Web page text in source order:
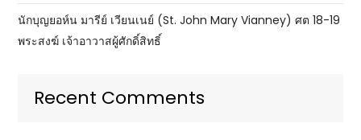
นักบุญยอห์น มารีย์ เวียนเนย์ (St. John Mary Vianney) ศต 18-19
พระสงฆ์ เจ้าอาวาสผู้ศักดิ์สิทธิ์
Recent Comments